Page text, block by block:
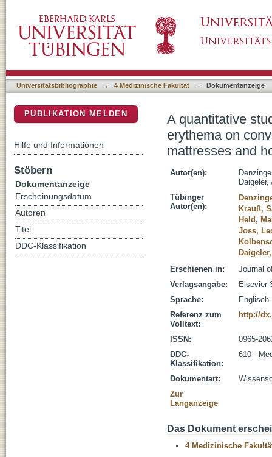
microclimate management capable
Universitätsbibliographie → 4 Medizinische Fakultät → Dokumentanzeige
A quantitative
erythema on
mattresses and
Autor(en):
Daigeler,
Tübinger
Autor(en):
Krauß,
Held,
Joss,
Erschienen in:
Journal
Verlagsangabe:
Elsevier
Sprache:
Englisch
Referenz zum
Volltext:
http://
ISSN:
0965-
DDC-
Klassifikation:
610 -
Dokumentart:
Zur
Langanzeige
Das Dokument
4 Medizinische
PUBLIKATION MELDEN
Hilfe und Informationen
Stöbern
Dokumentanzeige
Erscheinungsdatum
Autoren
Titel
DDC-Klassifikation